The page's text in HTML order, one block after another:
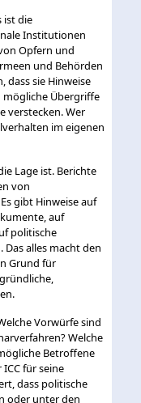
ist die
Institutionen
Opfern und
und Behörden
dass sie Hinweise
Übergriffe
verstecken. Wer
im eigenen
Lage ist. Berichte
von
gibt Hinweise auf
auf
politische
alles macht den
Grund für
Vorwürfe sind
Welche
Betroffene
für seine
dass politische
oder unter den